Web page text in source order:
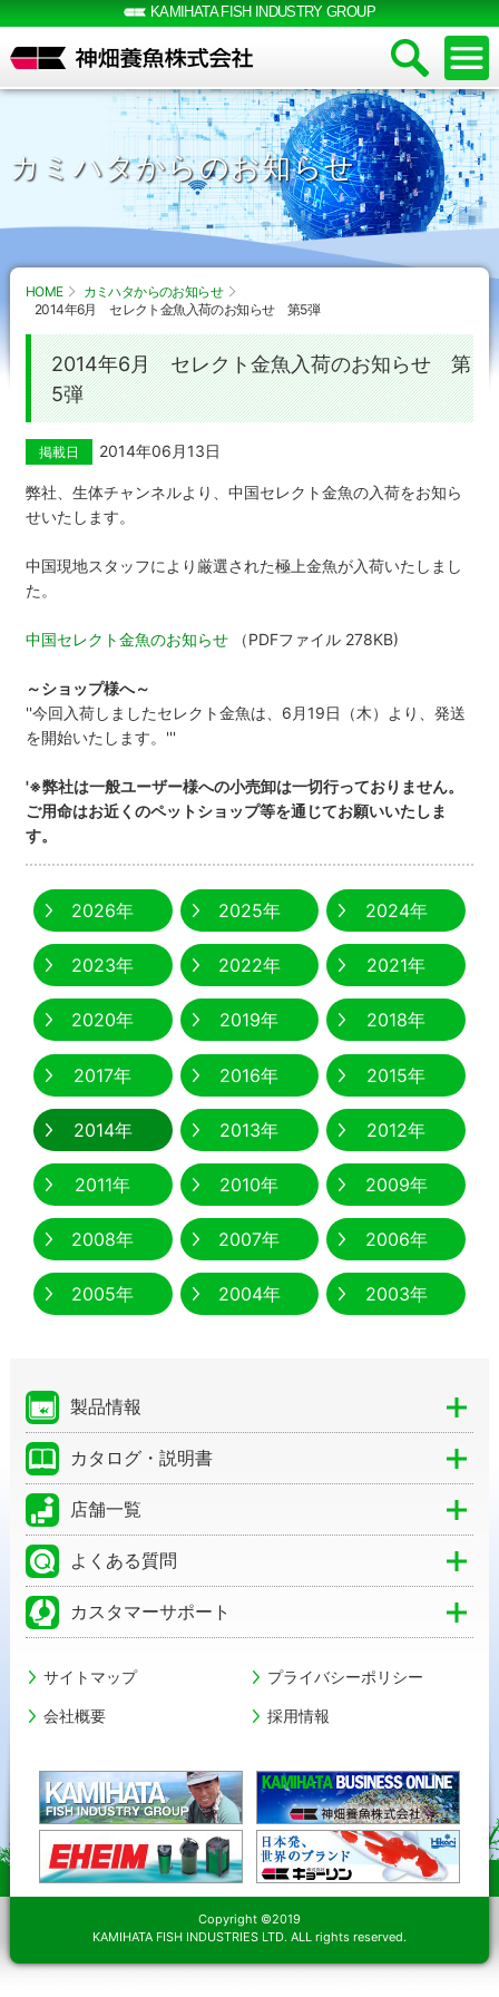
KAMIHATA FISH INDUSTRY GROUP
カミハタからのお知らせ
HOME
カミハタからのお知らせ
2014年6月 セレクト金魚入荷のお知らせ 第5弾
2014年6月 セレクト金魚入荷のお知らせ 第
5弾
掲載日 2014年06月13日
弊社、生体チャンネルより、中国セレクト金魚の入荷をお知ら
せいたします。
中国現地スタッフにより厳選された極上金魚が入荷いたしまし
た。
中国セレクト金魚のお知らせ （PDFファイル 278KB)
～ショップ様へ～
''今回入荷しましたセレクト金魚は、6月19日（木）より、発送
を開始いたします。'''
'※弊社は一般ユーザー様への小売卸は一切行っておりません。
ご用命はお近くのペットショップ等を通じてお願いいたしま
す。
2026年 2025年 2024年
2023年 2022年 2021年
2020年 2019年 2018年
2017年 2016年 2015年
2014年 2013年 2012年
2011年 2010年 2009年
2008年 2007年 2006年
2005年 2004年 2003年
製品情報
カタログ・説明書
店舗一覧
よくある質問
カスタマーサポート
サイトマップ プライバシーポリシー
会社概要 採用情報
Copyright ©2019
KAMIHATA FISH INDUSTRIES LTD. ALL rights reserved.